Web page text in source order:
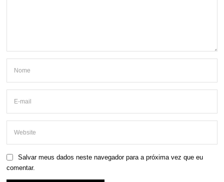
Salvar meus dados neste navegador para a próxima vez que eu
comentar.